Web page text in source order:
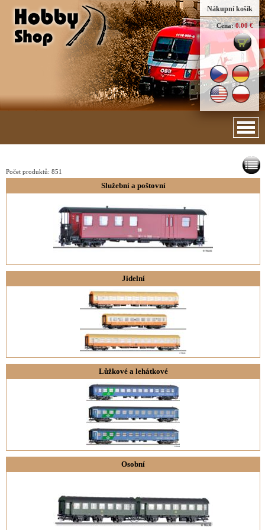
Nákupní košík
Cena: 0.00 €
Počet produktů: 851
Služební a poštovní
Jidelní
Lůžkové a lehátkové
Osobní